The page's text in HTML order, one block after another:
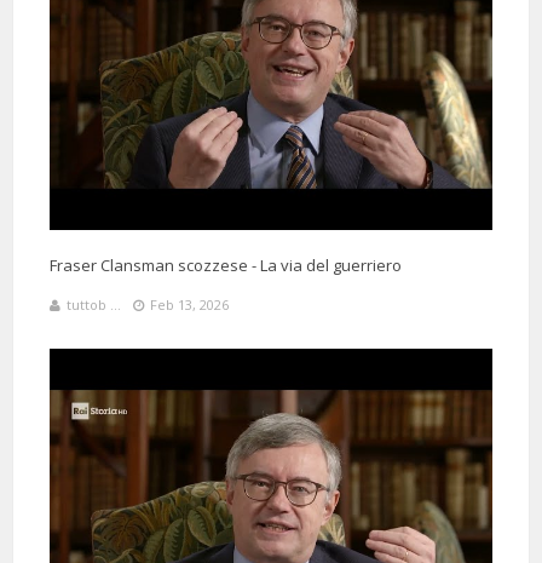
Fraser Clansman scozzese - La via del guerriero
tuttob ... Feb 13, 2026